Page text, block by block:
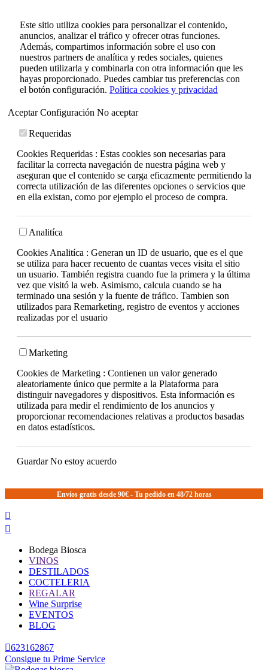
Este sitio utiliza cookies para personalizar el contenido,
anuncios, analizar el tráfico y ofrecer otras funciones.
Además, compartimos información sobre el uso con
nuestros partners de analítica y redes sociales, quienes
pueden utilizarla y combinarla con otra información que les
hayas proporcionado. Puedes cambiar tus preferencias con
el botón configuración. Política cookies y privacidad
AceptarConfiguración No aceptar
Requeridas
Cookies Requeridas : Estas cookies son necesarias para
facilitar la correcta navegación de nuestra página web y
aseguran que el contenido se carga eficazmente permitiendo la
correcta utilización de las diferentes opciones o servicios que
en ella existan, como por ejemplo el proceso de compra.
Analitíca
Cookies Analitíca : Generan un ID de usuario, que es el que
se utiliza para hacer recuento de cuantas veces visita el sitio
un usuario. También registra cuando fue la primera y la última
vez que visitó la web. Asimismo, calcula cuando se ha
terminado una sesión y la fuente de tráfico. Tambien son
utilizados para Remarketing, registro de eventos y acciones
realizadas por el usuario
Marketing
Cookies de Marketing : Contienen un valor generado
aleatoriamente único que permite a la Plataforma para
distinguir navegadores y dispositivos. Esta información es
utilizada para medir el rendimiento de los anuncios y
proporcionar recomendaciones relativas a productos basadas
en datos estadísticos.
GuardarNo estoy acuerdo
Envíos gratis desde 90€ - Tu pedido en 48/72 horas


Bodega Biosca
VINOS
DESTILADOS
COCTELERIA
REGALAR
Wine Surprise
EVENTOS
BLOG
623162867
Consigue tu Prime Service